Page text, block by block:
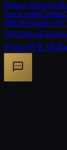
Bahasa Indonesia
JawaCatalàČeština
(BR)Português
ViệtTürkçe
한국어中文 (简体)